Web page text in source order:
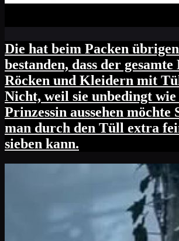
Die hat beim Packen
bestanden, dass der gesamte
Röcken und Kleidern mit
Nicht, weil sie unbedingt wie
Prinzessin aussehen möchte
man durch den Tüll extra
sieben kann.